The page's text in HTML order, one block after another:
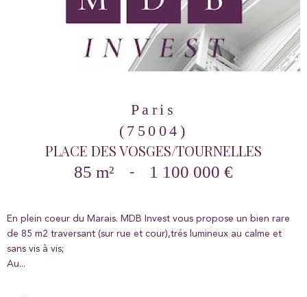
Paris
(75004)
PLACE DES VOSGES/TOURNELLES
85 m²
- 1 100 000 €
En plein coeur du Marais. MDB Invest vous propose un bien rare
de 85 m2 traversant (sur rue et cour),trés lumineux au calme et
sans vis à vis;
Au...